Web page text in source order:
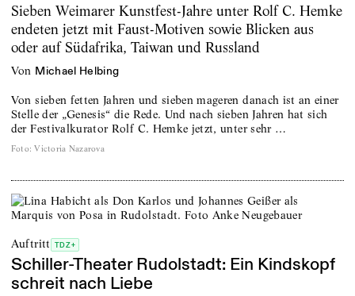
Sieben Weimarer Kunstfest-Jahre unter Rolf C. Hemke
endeten jetzt mit Faust-Motiven sowie Blicken aus
oder auf Südafrika, Taiwan und Russland
von Michael Helbing
Von sieben fetten Jahren und sieben mageren danach ist an einer
Stelle der „Genesis“ die Rede. Und nach sieben Jahren hat sich
der Festivalkurator Rolf C. Hemke jetzt, unter sehr …
Foto: Victoria Nazarova
Auftritt TDZ+
Schiller-Theater Rudolstadt: Ein Kindskopf
schreit nach Liebe